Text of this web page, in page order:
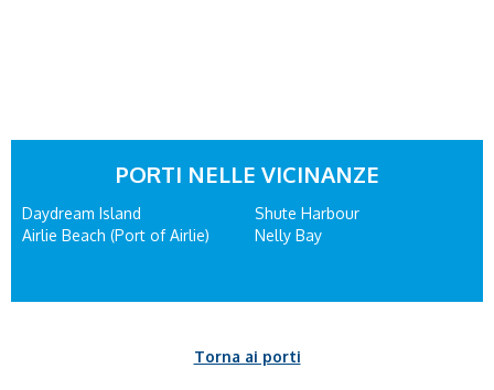
PORTI NELLE VICINANZE
Daydream Island
Airlie Beach (Port of Airlie)
Shute Harbour
Nelly Bay
Torna ai porti